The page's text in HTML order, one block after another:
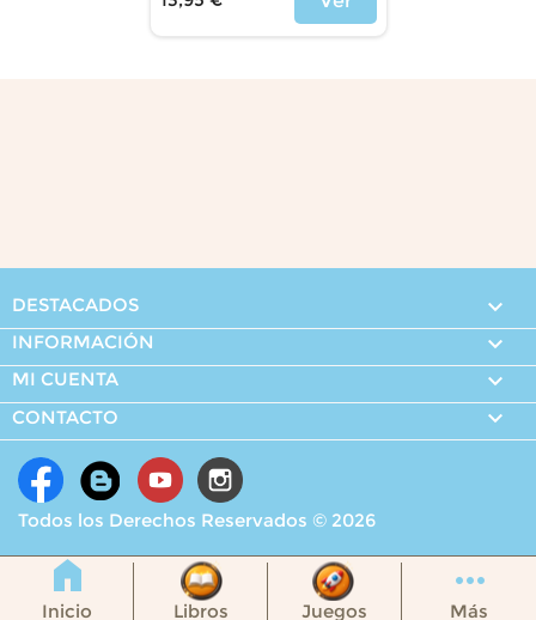
DESTACADOS 
INFORMACIÓN 
MI CUENTA 
CONTACTO 
Todos los Derechos Reservados © 2026
Inicio Libros Juegos Más